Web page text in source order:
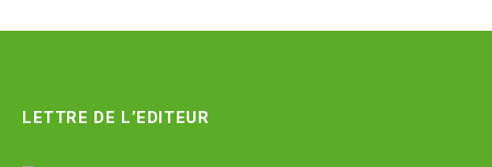
LETTRE DE L’EDITEUR